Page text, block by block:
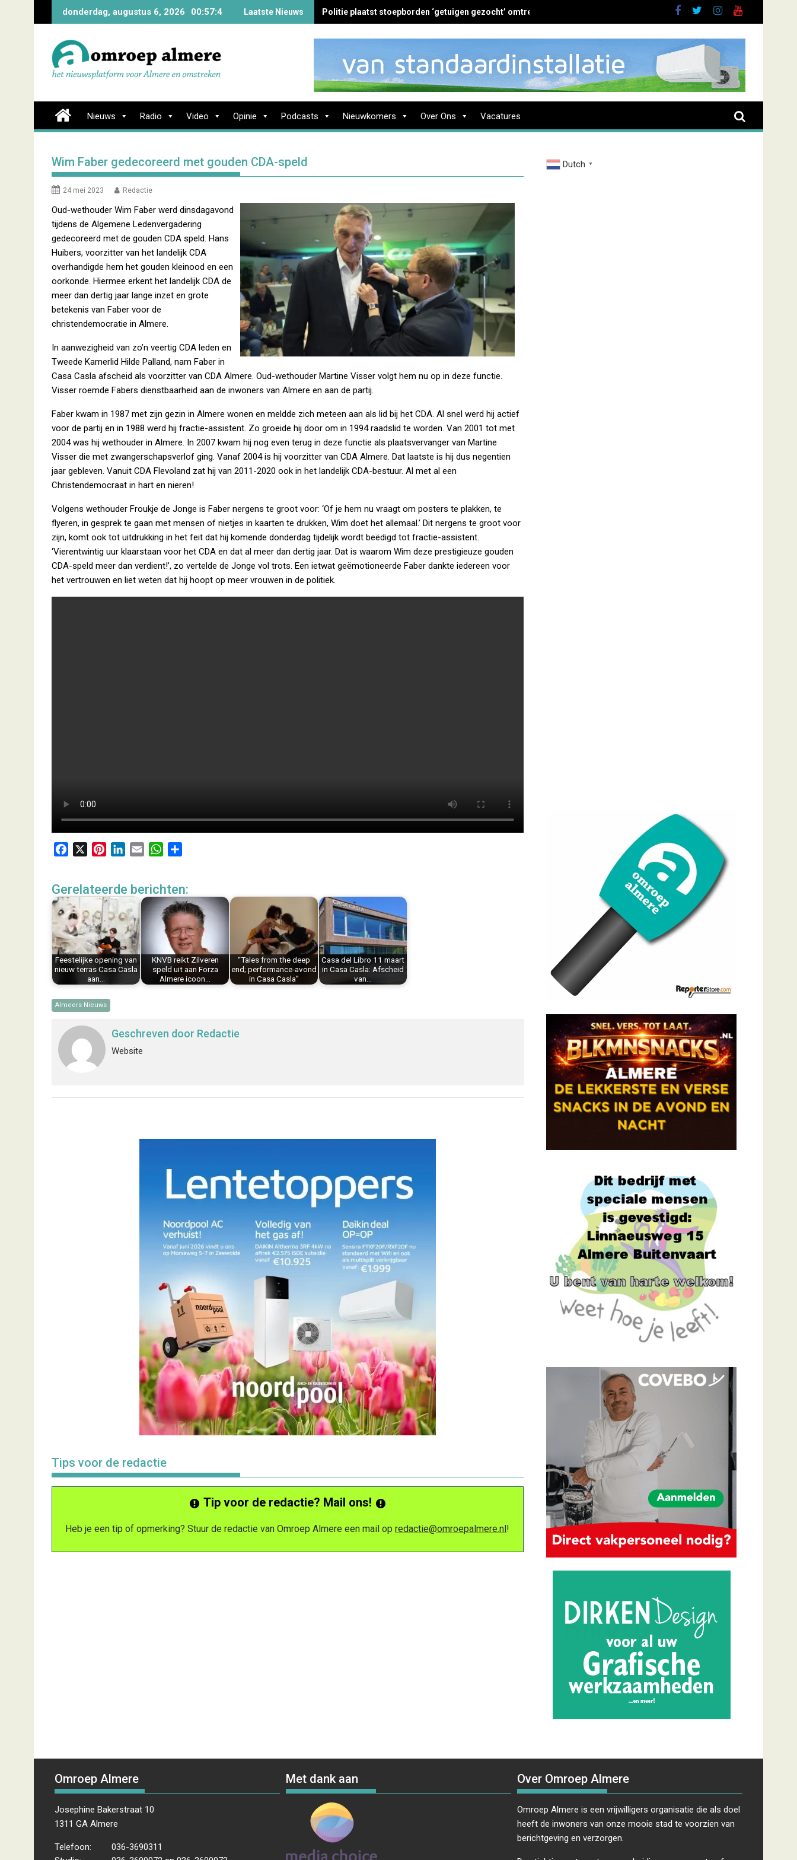
donderdag, augustus 6, 2026 00:57:5 Laatste Nieuws Politie plaatst stoepborden ‘getuigen gezocht’ omtrent overval Elbastraat
Nieuws Radio Video Opinie Podcasts Nieuwkomers Over Ons Vacatures
Wim Faber gedecoreerd met gouden CDA-speld
24 mei 2023 Redactie
Oud-wethouder Wim Faber werd dinsdagavond
tijdens de Algemene Ledenvergadering
gedecoreerd met de gouden CDA speld. Hans
Huibers, voorzitter van het landelijk CDA
overhandigde hem het gouden kleinood en een
oorkonde. Hiermee erkent het landelijk CDA de
meer dan dertig jaar lange inzet en grote
betekenis van Faber voor de
christendemocratie in Almere.
In aanwezigheid van zo’n veertig CDA leden en
Tweede Kamerlid Hilde Palland, nam Faber in
Casa Casla afscheid als voorzitter van CDA Almere. Oud-wethouder Martine Visser volgt hem nu op in deze functie.
Visser roemde Fabers dienstbaarheid aan de inwoners van Almere en aan de partij.
Faber kwam in 1987 met zijn gezin in Almere wonen en meldde zich meteen aan als lid bij het CDA. Al snel werd hij actief
voor de partij en in 1988 werd hij fractie-assistent. Zo groeide hij door om in 1994 raadslid te worden. Van 2001 tot met
2004 was hij wethouder in Almere. In 2007 kwam hij nog even terug in deze functie als plaatsvervanger van Martine
Visser die met zwangerschapsverlof ging. Vanaf 2004 is hij voorzitter van CDA Almere. Dat laatste is hij dus negentien
jaar gebleven. Vanuit CDA Flevoland zat hij van 2011-2020 ook in het landelijk CDA-bestuur. Al met al een
Christendemocraat in hart en nieren!
Volgens wethouder Froukje de Jonge is Faber nergens te groot voor: ‘Of je hem nu vraagt om posters te plakken, te
flyeren, in gesprek te gaan met mensen of nietjes in kaarten te drukken, Wim doet het allemaal.’ Dit nergens te groot voor
zijn, komt ook tot uitdrukking in het feit dat hij komende donderdag tijdelijk wordt beëdigd tot fractie-assistent.
‘Vierentwintig uur klaarstaan voor het CDA en dat al meer dan dertig jaar. Dat is waarom Wim deze prestigieuze gouden
CDA-speld meer dan verdient!’, zo vertelde de Jonge vol trots. Een ietwat geëmotioneerde Faber dankte iedereen voor
het vertrouwen en liet weten dat hij hoopt op meer vrouwen in de politiek.
e
b
o
o
k
t
e
r
e
s
t
k
d
I
n
i
l
W
t
s
A
p
e
n
Gerelateerde berichten:
Feestelijke opening van
nieuw terras Casa Casla
aan…
KNVB reikt Zilveren
speld uit aan Forza
Almere icoon…
“Tales from the deep
end; performance-avond
in Casa Casla”
Casa del Libro 11 maart
in Casa Casla: Afscheid
van…
Almeers Nieuws
Geschreven door Redactie
Website
Tips voor de redactie
Tip voor de redactie? Mail ons!
Heb je een tip of opmerking? Stuur de redactie van Omroep Almere een mail opredactie@omroepalmere.nl !
Dutch ▼
Omroep Almere
Josephine Bakerstraat 10
1311 GA Almere
Telefoon:
036-3690311
Met dank aan Over Omroep Almere
Omroep Almere is een vrijwilligers organisatie die als doel
heeft de inwoners van onze mooie stad te voorzien van
berichtgeving en verzorgen.